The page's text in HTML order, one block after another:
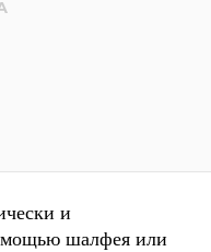
и
шалфея или